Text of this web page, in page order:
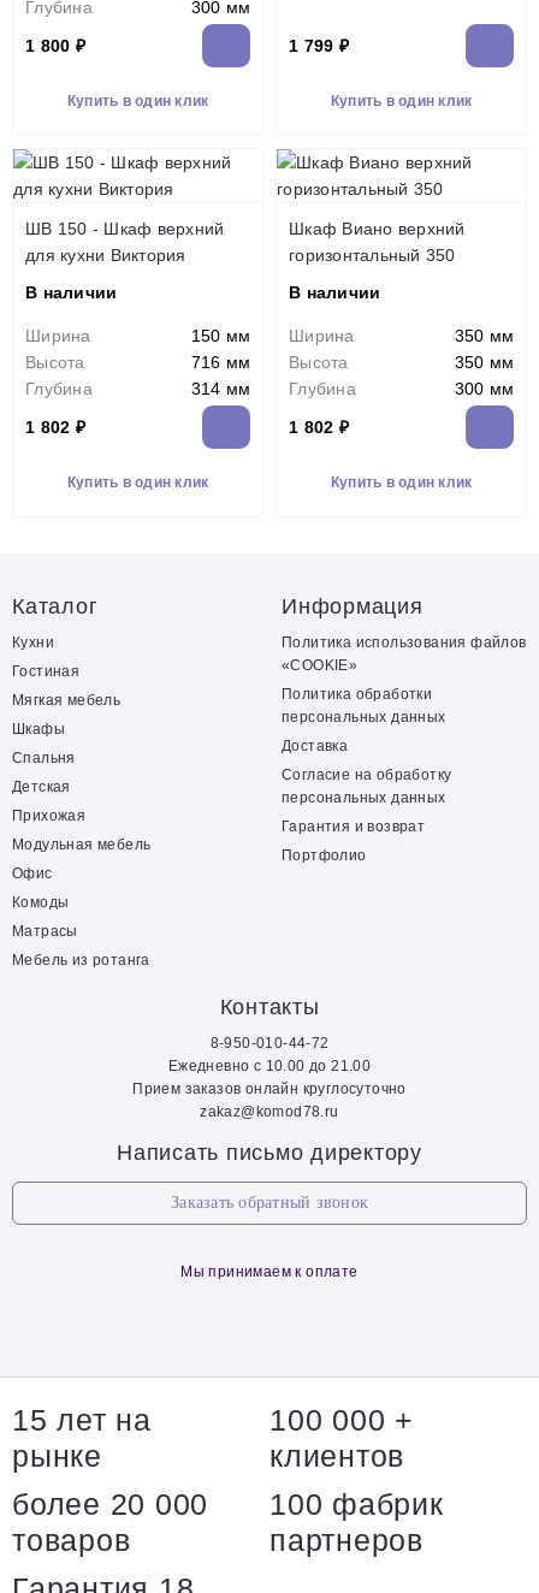
Глубина
300 мм
1 800 ₽
Купить в один клик
1 799 ₽
Купить в один клик
ШВ 150 - Шкаф верхний
для кухни Виктория
В наличии
Ширина
150 мм
Высота
716 мм
Глубина
314 мм
1 802 ₽
Купить в один клик
Шкаф Виано верхний
горизонтальный 350
В наличии
Ширина
350 мм
Высота
350 мм
Глубина
300 мм
1 802 ₽
Купить в один клик
Каталог
Кухни
Гостиная
Мягкая мебель
Шкафы
Спальня
Детская
Прихожая
Модульная мебель
Офис
Комоды
Матрасы
Мебель из ротанга
Информация
Политика использования файлов
«COOKIE»
Политика обработки
персональных данных
Доставка
Согласие на обработку
персональных данных
Гарантия и возврат
Портфолио
Контакты
8-950-010-44-72
Ежедневно с 10.00 до 21.00
Прием заказов онлайн круглосуточно
zakaz@komod78.ru
Написать письмо директору
Заказать обратный звонок
Мы принимаем к оплате
15 лет на
рынке
100 000 +
клиентов
более 20 000
товаров
100 фабрик
партнеров